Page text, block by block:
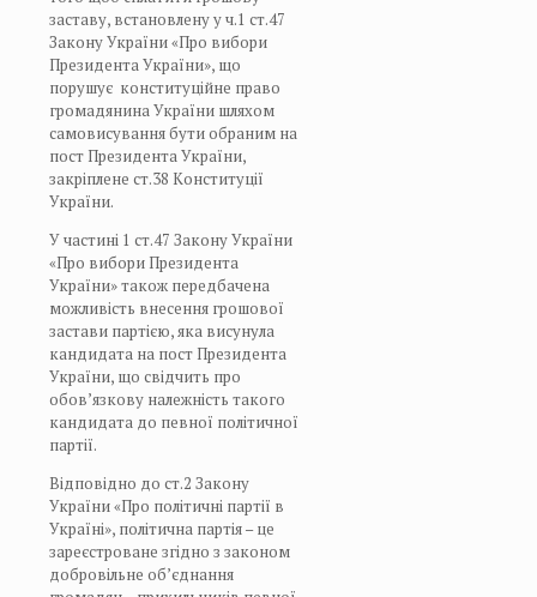
заставу, встановлену у ч.1 ст.47
Закону України «Про вибори
Президента України», що
порушує конституційне право
громадянина України шляхом
самовисування бути обраним на
пост Президента України,
закріплене ст.38 Конституції
України.
У частині 1 ст.47 Закону України
«Про вибори Президента
України» також передбачена
можливість внесення грошової
застави партією, яка висунула
кандидата на пост Президента
України, що свідчить про
обов’язкову належність такого
кандидата до певної політичної
партії.
Відповідно до ст.2 Закону
України «Про політичні партії в
Україні», політична партія – це
зареєстроване згідно з законом
добровільне об’єднання